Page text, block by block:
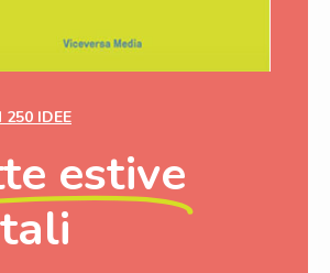
250 IDEE
estive